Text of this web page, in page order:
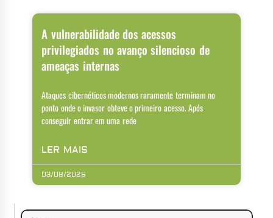
A vulnerabilidade dos acessos
privilegiados no avanço silencioso de
ameaças internas
Ataques cibernéticos modernos raramente terminam no
ponto onde o invasor obteve o primeiro acesso. Após
conseguir entrar em uma rede
LER MAIS
03/08/2026